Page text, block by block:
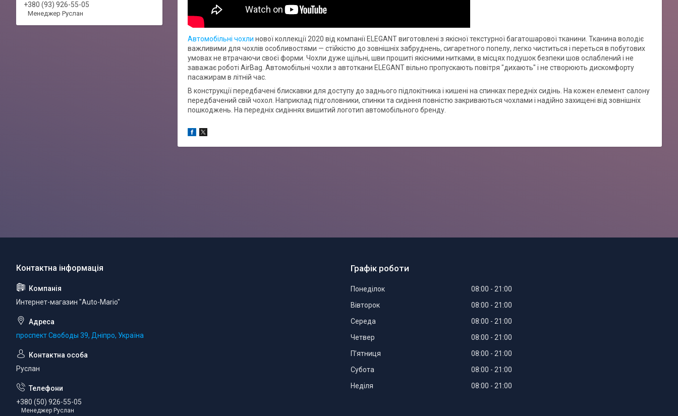
Автомобільні чохли нової коллекції 2020 від компанії ELEGANT виготовлені з якісної текстурної багатошарової тканини. Тканина володіє
важливими для чохлів особливостями — стійкістю до зовнішніх забруднень, сигаретного попелу, легко чиститься і переться в побутових
умовах не втрачаючи своєї форми. Чохли дуже щільні, шви прошиті якісними нитками, в місцях подушок безпеки шов ослаблений і не
заважає роботі AirBag. Автомобільні чохли з автоткани ELEGANT вільно пропускають повітря "дихають" і не створюють дискомфорту
пасажирам в літній час.
В конструкції передбачені блискавки для доступу до заднього підлокітника і кишені на спинках передніх сидінь. На кожен елемент салону
передбачений свій чохол. Наприклад підголовники, спинки та сидіння повністю закриваються чохлами і надійно захищені від зовнішніх
пошкоджень. На передніх сидіннях вишитий логотип автомобільного бренду.
+380 (93) 926-55-05
Менеджер Руслан
Интернет-магазин "Auto-Mario"
проспект Свободы 39, Дніпро, Україна
Руслан
+380 (50) 926-55-05
Менеджер Руслан
Графік роботи
Понеділок 08:00
21:00
Вівторок
08:00
21:00
Середа
08:00
21:00
Четвер
08:00
21:00
Пʼятниця
08:00
21:00
Субота
08:00
21:00
Неділя
08:00 21:00